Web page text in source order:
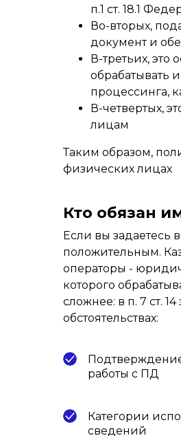
п.1 ст. 18.1
Во-вторых,
документ и
В-третьих, это
обрабатывать
процессинга,
В-четвертых,
лицам
Таким образом,
физических лицах
Кто обязан
Если вы задаетесь
положительным.
операторы -
которого
сложнее: в п. 7 ст.
обстоятельствах:
работы с ПД
Категории
сведений